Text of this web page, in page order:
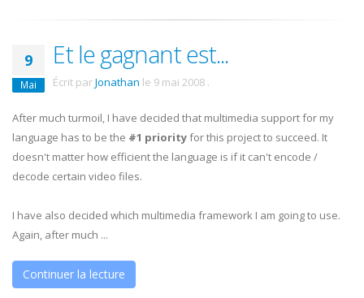
9
Mai
Et le gagnant est...
Écrit parJonathan le 9 mai 2008 .
After much turmoil, I have decided that multimedia support for my
language has to be the #1 priorityfor this project to succeed. It
doesn't matter how efficient the language is if it can't encode /
decode certain video files.
I have also decided which multimedia framework I am going to use.
Again, after much ...
Continuer la lecture